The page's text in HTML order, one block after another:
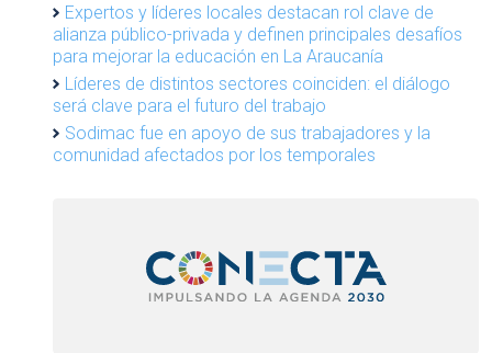
Expertos y líderes locales destacan rol clave de
alianza público-privada y definen principales desafíos
para mejorar la educación en La Araucanía
Líderes de distintos sectores coinciden: el diálogo
será clave para el futuro del trabajo
Sodimac fue en apoyo de sus trabajadores y la
comunidad afectados por los temporales